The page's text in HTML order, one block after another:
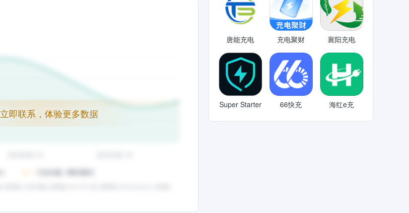
立即联系，体验更多数据
唐能充电 充电聚财 襄阳充电
Super Starter 66快充 海红e充